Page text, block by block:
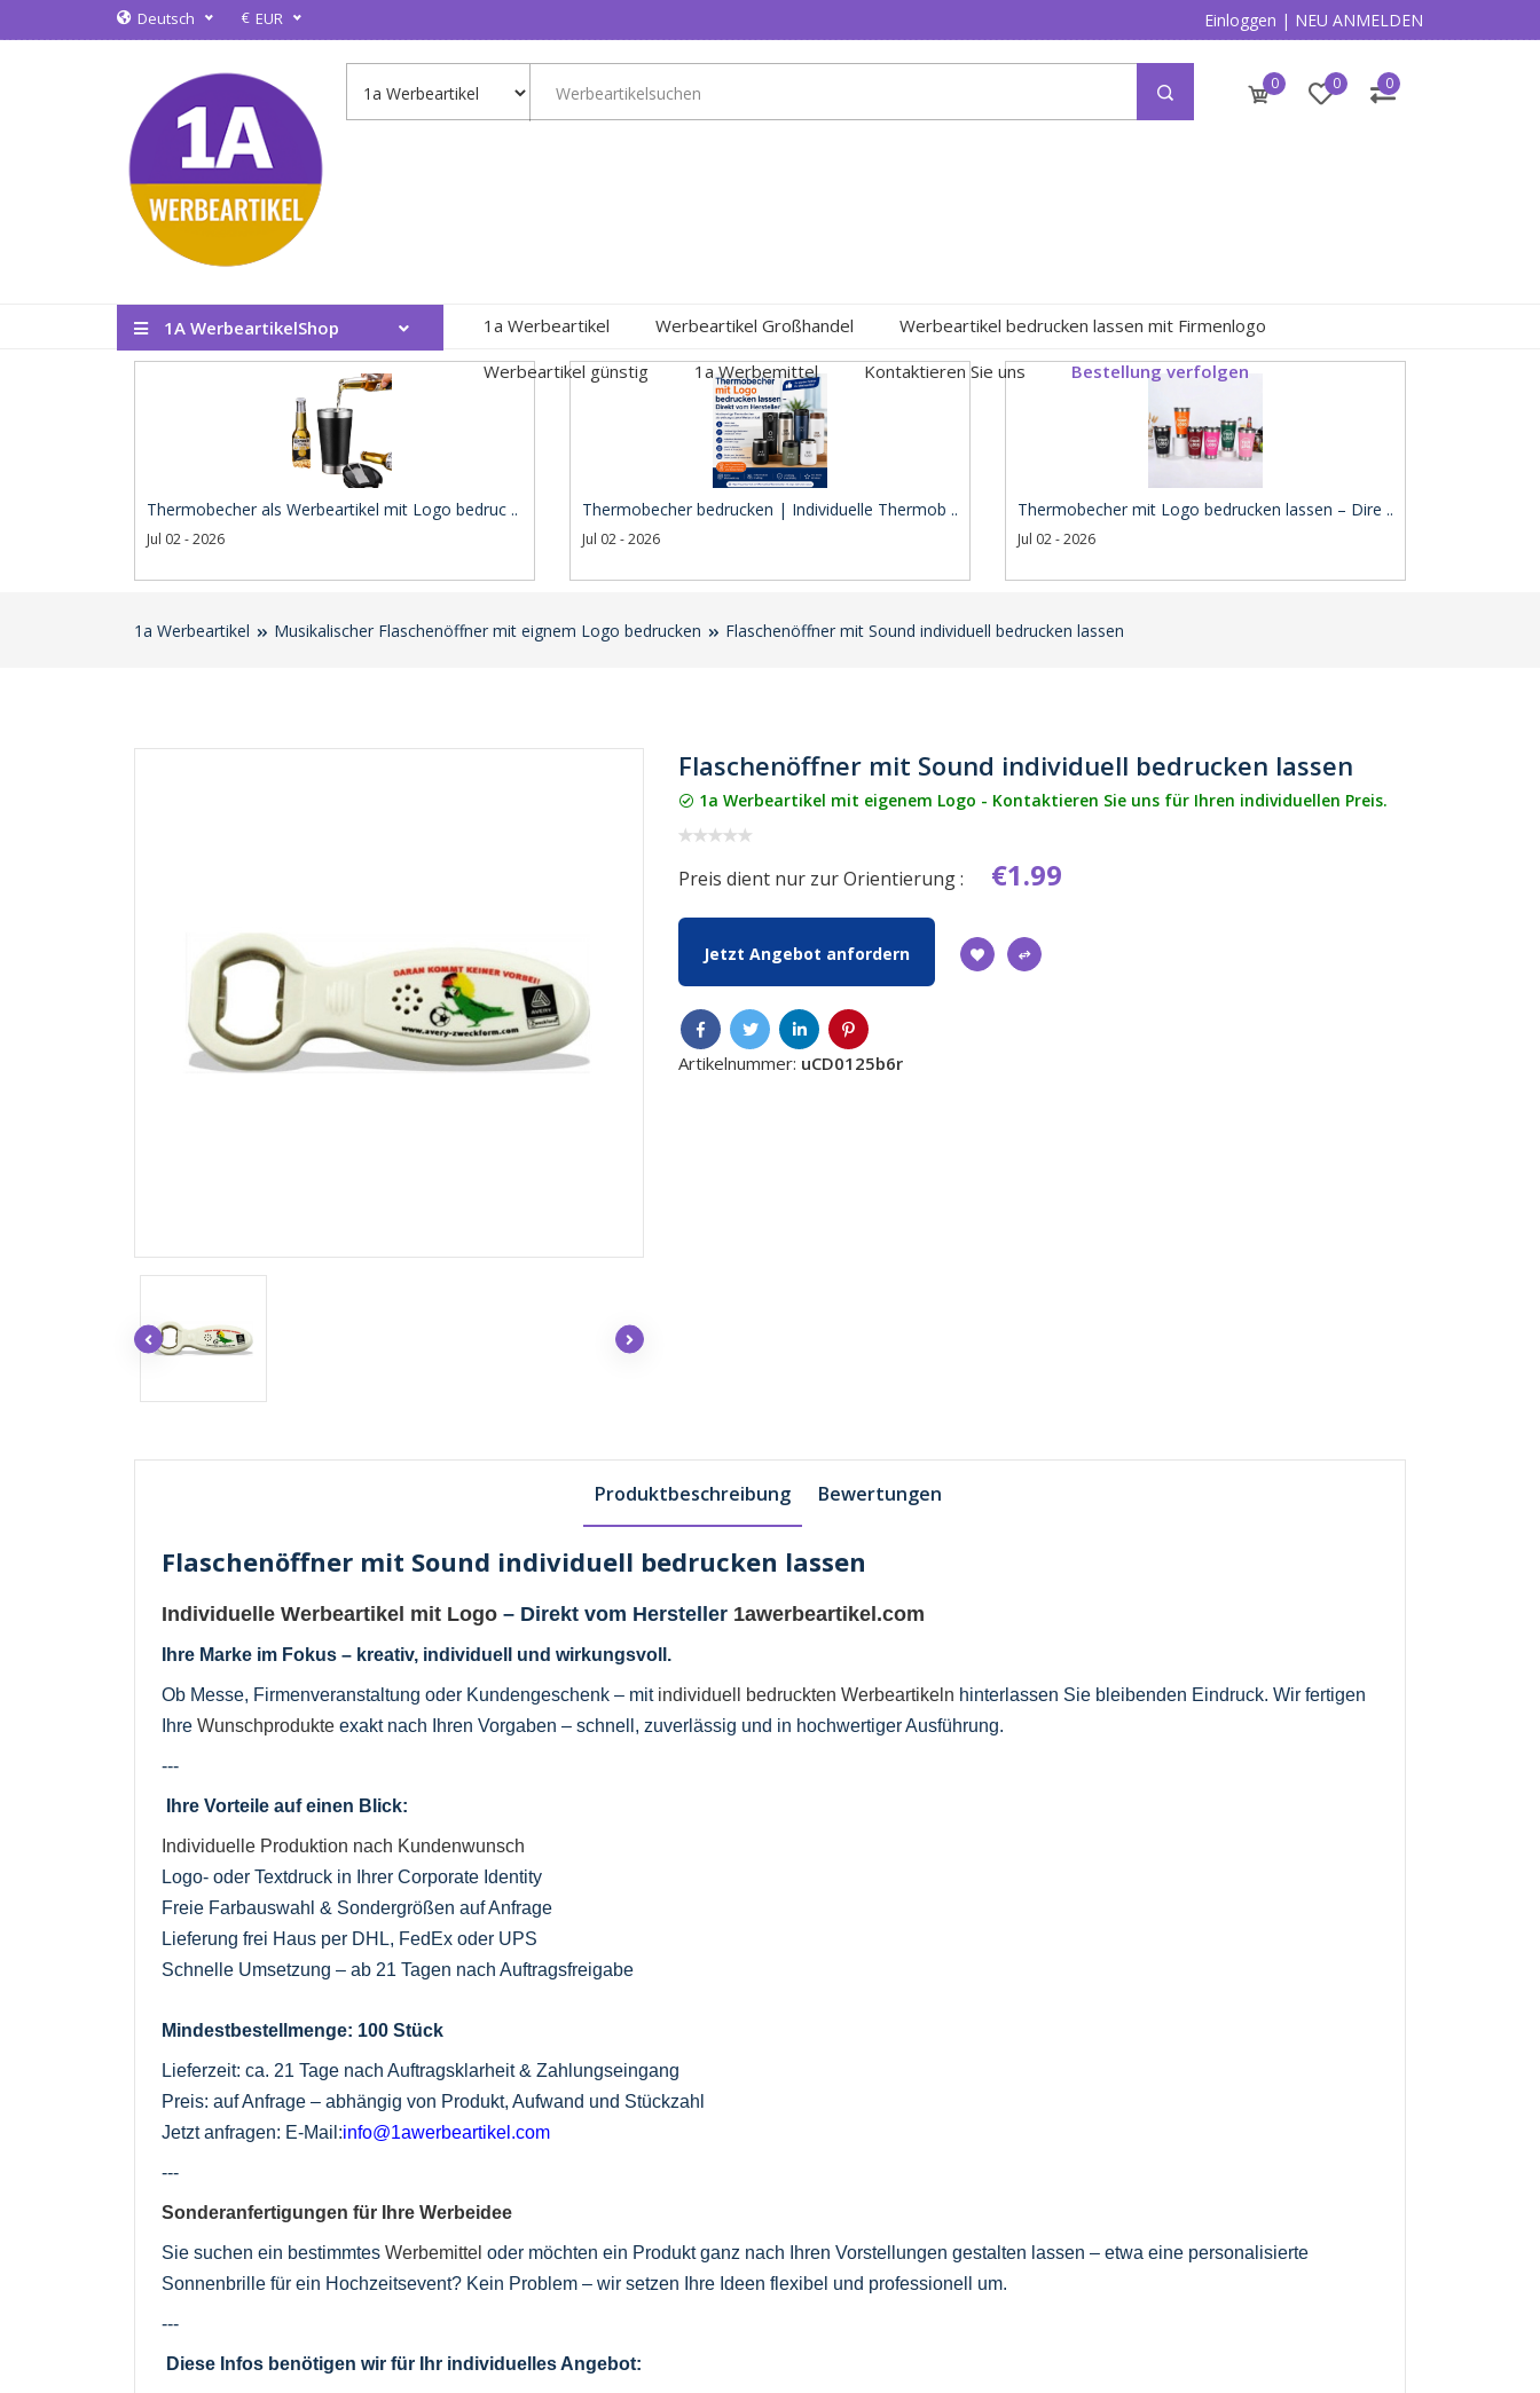
Deutsch € EUR Einloggen | NEU ANMELDEN
0 0 0
1A WerbeartikelShop 1a Werbeartikel Werbeartikel Großhandel
Werbeartikel bedrucken lassen mit Firmenlogo
Werbeartikel günstig
1a Werbemittel Kontaktieren Sie uns Bestellung verfolgen
Thermobecher als Werbeartikel mit Logo bedruc ..
Jul 02 - 2026
Thermobecher bedrucken | Individuelle Thermob ..
Jul 02 - 2026
Thermobecher mit Logo bedrucken lassen – Dire ..
Jul 02 - 2026
1a Werbeartikel Musikalischer Flaschenöffner mit eignem Logo bedrucken Flaschenöffner mit Sound individuell bedrucken lassen
Flaschenöffner mit Sound individuell bedrucken lassen
1a Werbeartikel mit eigenem Logo - Kontaktieren Sie uns für Ihren individuellen Preis.
Preis dient nur zur Orientierung : €1.99
Jetzt Angebot anfordern
Artikelnummer: uCD0125b6r
Produktbeschreibung Bewertungen
Flaschenöffner mit Sound individuell bedrucken lassen
Individuelle Werbeartikel mit Logo – Direkt vom Hersteller 1awerbeartikel.com
Ihre Marke im Fokus – kreativ, individuell und wirkungsvoll.
Ob Messe, Firmenveranstaltung oder Kundengeschenk – mit individuell bedruckten Werbeartikeln hinterlassen Sie bleibenden Eindruck. Wir fertigen
IhreWunschprodukte exakt nach Ihren Vorgaben – schnell, zuverlässig und in hochwertiger Ausführung.
---
Ihre Vorteile auf einen Blick:
Individuelle Produktion nach Kundenwunsch
Logo- oder Textdruck in Ihrer Corporate Identity
Freie Farbauswahl & Sondergrößen auf Anfrage
Lieferung frei Haus per DHL, FedEx oder UPS
Schnelle Umsetzung – ab 21 Tagen nach Auftragsfreigabe
Mindestbestellmenge: 100 Stück
Lieferzeit: ca. 21 Tage nach Auftragsklarheit & Zahlungseingang
Preis: auf Anfrage – abhängig von Produkt, Aufwand und Stückzahl
Jetzt anfragen: E-Mail:info@1awerbeartikel.com
---
Sonderanfertigungen für Ihre Werbeidee
Sie suchen ein bestimmtesWerbemittel oder möchten ein Produkt ganz nach Ihren Vorstellungen gestalten lassen – etwa eine personalisierte
Sonnenbrille für ein Hochzeitsevent? Kein Problem – wir setzen Ihre Ideen flexibel und professionell um.
---
Diese Infos benötigen wir für Ihr individuelles Angebot: